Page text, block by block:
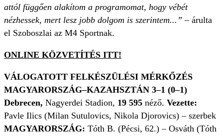
attól függően alakítom a programomat, hogy vébét
nézhessek, mert lesz jobb dolgom is szerintem...” – árulta
el Szoboszlai az M4 Sportnak.
ONLINE KÖZVETÍTÉS ITT!
VÁLOGATOTT FELKÉSZÜLÉSI MÉRKŐZÉS
MAGYARORSZÁG–KAZAHSZTÁN 3–1 (0–1)
Debrecen, Nagyerdei Stadion, 19 595 néző. Vezette:
Pavle Ilics (Milan Sutulovics, Nikola Djorovics) – szerbek
MAGYARORSZÁG: Tóth B. (Pécsi, 62.) – Osváth (Tóth